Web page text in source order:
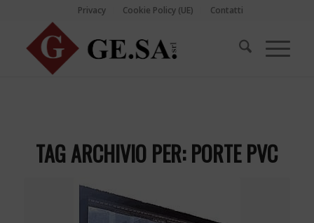
Privacy Cookie Policy (UE) Contatti
TAG ARCHIVIO PER:PORTE PVC